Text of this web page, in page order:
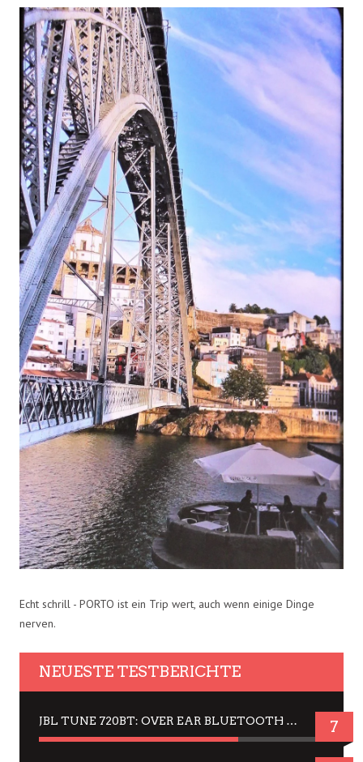
Echt schrill - PORTO ist ein Trip wert, auch wenn einige Dinge
nerven.
NEUESTE TESTBERICHTE
JBL TUNE 720BT: OVER EAR BLUETOOTH KOPFHÖRER UM DIE 50,-€ IM DAUER-TEST 7